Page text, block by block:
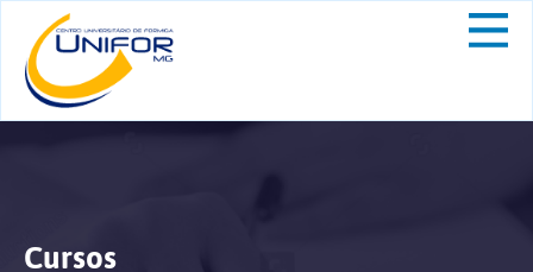
Cursos